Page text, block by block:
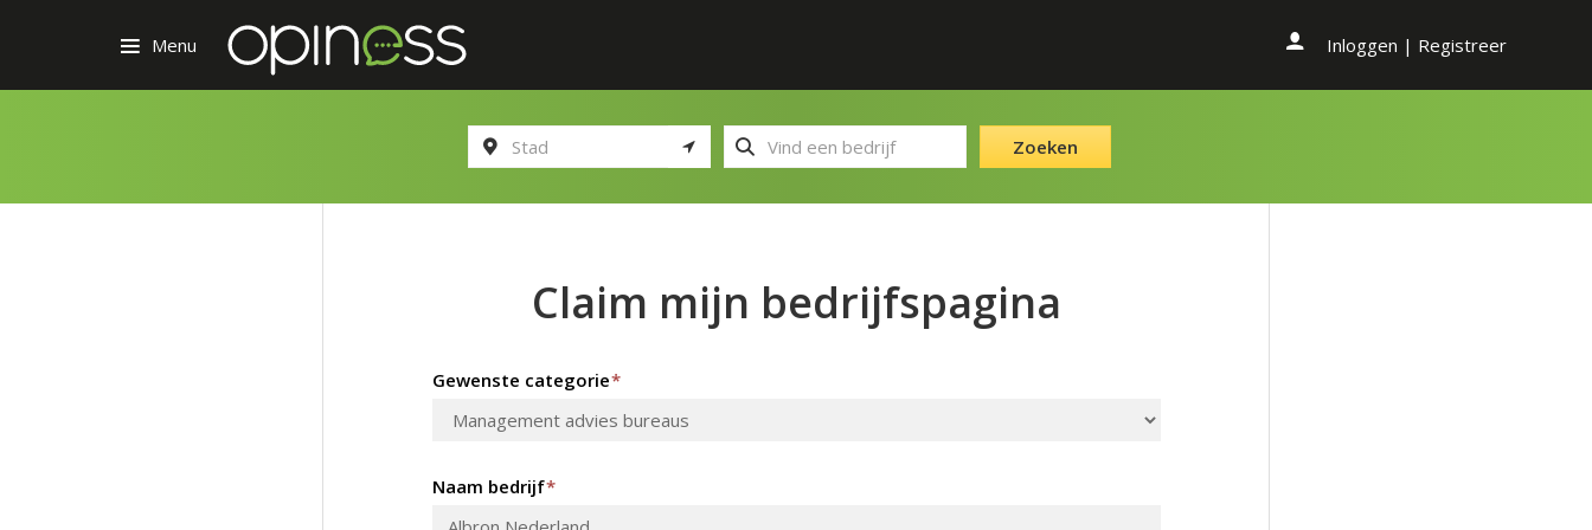
Menu Inloggen | Registreer
Zoeken
Claim mijn bedrijfspagina
Gewenste categorie*
Naam bedrijf*